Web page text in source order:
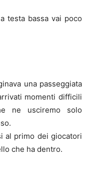
testa bassa vai poco
una passeggiata
momenti difficili
ne usciremo solo
al primo dei giocatori
che ha dentro.